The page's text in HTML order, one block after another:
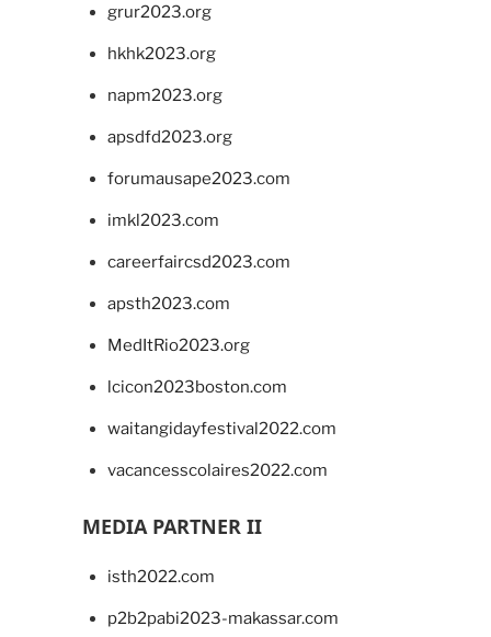
grur2023.org
hkhk2023.org
napm2023.org
apsdfd2023.org
forumausape2023.com
imkl2023.com
careerfaircsd2023.com
apsth2023.com
MedItRio2023.org
lcicon2023boston.com
waitangidayfestival2022.com
vacancesscolaires2022.com
MEDIA PARTNER II
isth2022.com
p2b2pabi2023-makassar.com